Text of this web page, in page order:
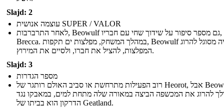
Slajd: 2
עוצמה אנושית SUPER / VALOR
לאחר התרברבות, Beowulf גם מספר סיפור על שידוך שחי עם חבריו,
Brecca. במהלך המשחק, מפלצות ים תקפות, Beowulf היה מסוגל להרוג
המפלצות, להציל את חברו, ולסיים את המירוץ.
Slajd: 3
מספר הגדרות
רוב הפעילות מתרחשת או סביב האולם רותגר של Heorot, אבל Beowulf גם
להרוג את המכשפה הביצה במאורה שלה מתחת למים, במאבקו נגד
הדרקון הוא בביתו של Geatland.